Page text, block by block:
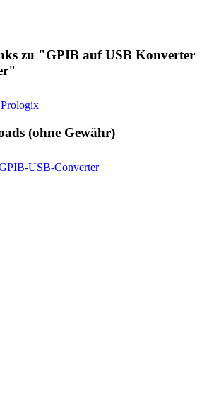
zu "GPIB auf USB Konverter
(ohne Gewähr)
USB-Converter